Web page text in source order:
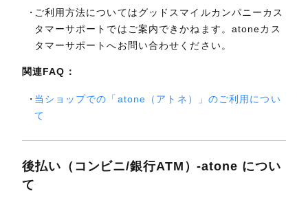
ご利用方法についてはグッドスマイルカンパニーカス
タマーサポートではご案内できかねます。atoneカス
タマーサポートへお問い合わせください。
関連FAQ：
当ショップでの「atone（アトネ）」のご利用につい
て
後払い（コンビニ/銀行ATM）-atone につい
て